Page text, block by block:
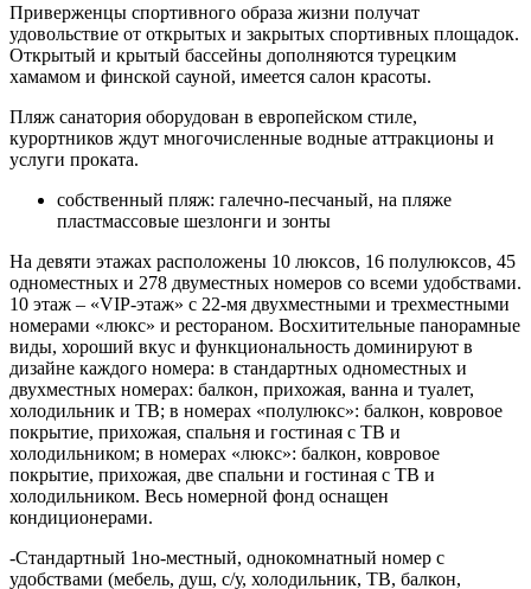
Приверженцы спортивного образа жизни получат
удовольствие от открытых и закрытых спортивных площадок.
Открытый и крытый бассейны дополняются турецким
хамамом и финской сауной, имеется салон красоты.
Пляж санатория оборудован в европейском стиле,
курортников ждут многочисленные водные аттракционы и
услуги проката.
собственный пляж: галечно-песчаный, на пляже
пластмассовые шезлонги и зонты
На девяти этажах расположены 10 люксов, 16 полулюксов, 45
одноместных и 278 двуместных номеров со всеми удобствами.
10 этаж – «VIP-этаж» с 22-мя двухместными и трехместными
номерами «люкс» и рестораном. Восхитительные панорамные
виды, хороший вкус и функциональность доминируют в
дизайне каждого номера: в стандартных одноместных и
двухместных номерах: балкон, прихожая, ванна и туалет,
холодильник и ТВ; в номерах «полулюкс»: балкон, ковровое
покрытие, прихожая, спальня и гостиная с ТВ и
холодильником; в номерах «люкс»: балкон, ковровое
покрытие, прихожая, две спальни и гостиная с ТВ и
холодильником. Весь номерной фонд оснащен
кондиционерами.
-Стандартный 1но-местный, однокомнатный номер с
удобствами (мебель, душ, с/у, холодильник, ТВ, балкон,